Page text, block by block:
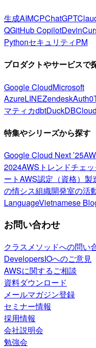
生成AIMCPChatGPT
QGitHub CopilotDevin
PythonセキュリティPM
プロダクトやサービスで
Google CloudMicrosoft
AzureLINEZendeskAuth0
マティカdbtDuckDB
特集やシリーズから探す
Google Cloud Next ’25
2024AWSトレンドチェッ
ートAWS認定（資格） 製
の情シス組織開発室の活
LanguageVietnamese
お問い合わせ
クラスメソッドへの問い
DevelopersIOへのご意見
AWSに関するご相談
資料ダウンロード
メールマガジン登録
セミナー情報
採用情報
会社説明会
勉強会